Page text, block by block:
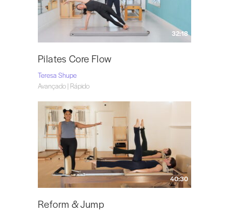
32:18
Pilates Core Flow
Teresa Shupe
Avançado | Rápido
40:30
Reform & Jump